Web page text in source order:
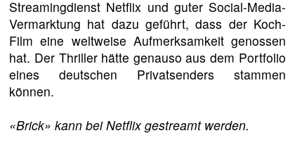
Streamingdienst Netflix und guter Social-Media-
Vermarktung hat dazu geführt, dass der Koch-
Film eine weltweise Aufmerksamkeit genossen
hat. Der Thriller hätte genauso aus dem Portfolio
eines deutschen Privatsenders stammen
können.
«Brick» kann bei Netflix gestreamt werden.